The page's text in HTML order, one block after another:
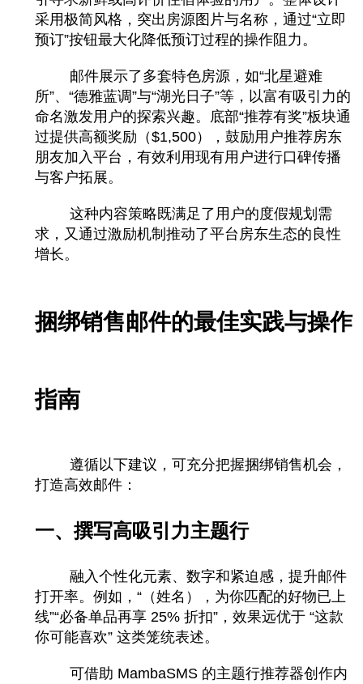
采用极简风格，突出房源图片与名称，通过“立即
预订”按钮最大化降低预订过程的操作阻力。
邮件展示了多套特色房源，如“北星避难
所”、“德雅蓝调”与“湖光日子”等，以富有吸引力的
命名激发用户的探索兴趣。底部“推荐有奖”板块通
过提供高额奖励（$1,500），鼓励用户推荐房东
朋友加入平台，有效利用现有用户进行口碑传播
与客户拓展。
这种内容策略既满足了用户的度假规划需
求，又通过激励机制推动了平台房东生态的良性
增长。
捆绑销售邮件的最佳实践与操作
指南
遵循以下建议，可充分把握捆绑销售机会，
打造高效邮件：
一、撰写高吸引力主题行
融入个性化元素、数字和紧迫感，提升邮件
打开率。例如，“（姓名），为你匹配的好物已上
线”“必备单品再享 25% 折扣”，效果远优于 “这款
你可能喜欢” 这类笼统表述。
可借助 MambaSMS 的主题行推荐器创作内